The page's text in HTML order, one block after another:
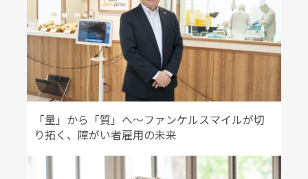
「量」から「質」へ〜ファンケルスマイルが切
り拓く、障がい者雇用の未来